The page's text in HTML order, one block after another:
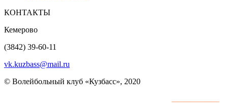
КОНТАКТЫ
Кемерово
(3842) 39-60-11
vk.kuzbass@mail.ru
© Волейбольный клуб «Кузбасс», 2020